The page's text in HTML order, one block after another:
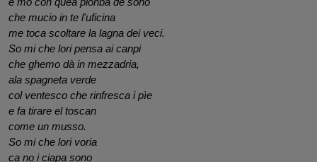
che mucio in te l'uficina
me toca scoltare la lagna dei veci.
So mi che lori pensa ai canpi
che ghemo dà in mezzadria,
ala spagneta verde
col ventesco che rinfresca i pìe
e fa tirare el toscan
come un musso.
So mi che lori voria
ca no i ciapa sono